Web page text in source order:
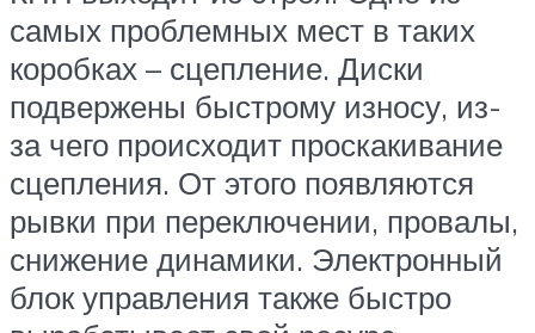
самых проблемных мест в таких
коробках – сцепление. Диски
подвержены быстрому износу, из-
за чего происходит проскакивание
сцепления. От этого появляются
рывки при переключении, провалы,
снижение динамики. Электронный
блок управления также быстро